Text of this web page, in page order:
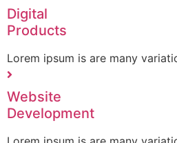
MARKETING
Lorem ipsum is are many
Digital